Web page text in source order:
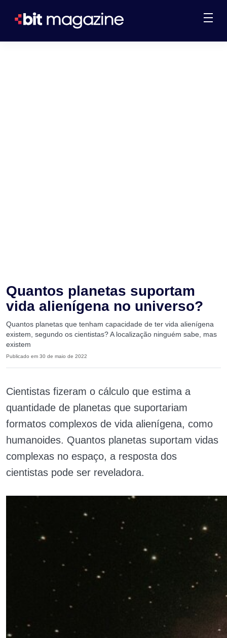
Quantos planetas suportam
vida alienígena no universo?
Quantos planetas que tenham capacidade de ter vida alienígena
existem, segundo os cientistas? A localização ninguém sabe, mas
existem
Publicado em 30 de maio de 2022
Cientistas fizeram o cálculo que estima a
quantidade de planetas que suportariam
formatos complexos de vida alienígena, como
humanoides. Quantos planetas suportam vidas
complexas no espaço, a resposta dos
cientistas pode ser reveladora.